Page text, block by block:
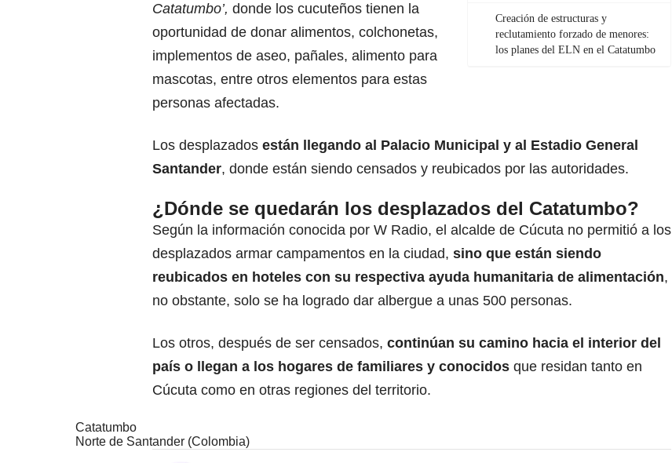
Creación de estructuras y
reclutamiento forzado de menores:
los planes del ELN en el Catatumbo
Catatumbo’, donde los cucuteños tienen la
oportunidad de donar alimentos, colchonetas,
implementos de aseo, pañales, alimento para
mascotas, entre otros elementos para estas
personas afectadas.
Los desplazados están llegando al Palacio Municipal y al Estadio General
Santander, donde están siendo censados y reubicados por las autoridades.
¿Dónde se quedarán los desplazados del Catatumbo?
Según la información conocida por W Radio, el alcalde de Cúcuta no permitió a los
desplazados armar campamentos en la ciudad, sino que están siendo
reubicados en hoteles con su respectiva ayuda humanitaria de alimentación,
no obstante, solo se ha logrado dar albergue a unas 500 personas.
Los otros, después de ser censados, continúan su camino hacia el interior del
país o llegan a los hogares de familiares y conocidos que residan tanto en
Cúcuta como en otras regiones del territorio.
Catatumbo
Norte de Santander (Colombia)